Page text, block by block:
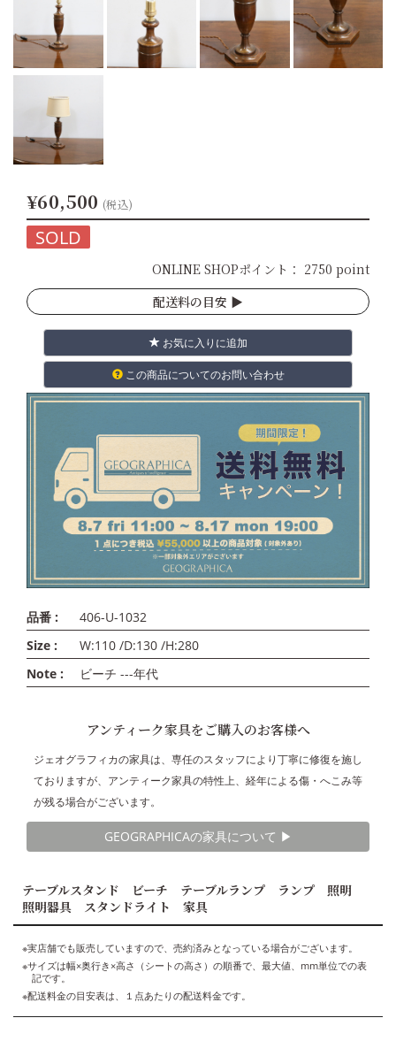
¥60,500 (税込)
SOLD
ONLINE SHOPポイント： 2750 point
配送料の目安 ▶︎
お気に入りに追加
この商品についてのお問い合わせ
品番 :
406-U-1032
Size :
W:110 /D:130 /H:280
Note :
ビーチ ---年代
アンティーク家具をご購入のお客様へ
ジェオグラフィカの家具は、専任のスタッフにより丁寧に修復を施し
ておりますが、アンティーク家具の特性上、経年による傷・へこみ等
が残る場合がございます。
GEOGRAPHICAの家具について ▶︎
テーブルスタンド ビーチ テーブルランプ ランプ 照明
照明器具 スタンドライト 家具
※実店舗でも販売していますので、売約済みとなっている場合がございます。
※サイズは幅×奥行き×高さ（シートの高さ）の順番で、最大値、mm単位での表
記です。
※配送料金の目安表は、１点あたりの配送料金です。